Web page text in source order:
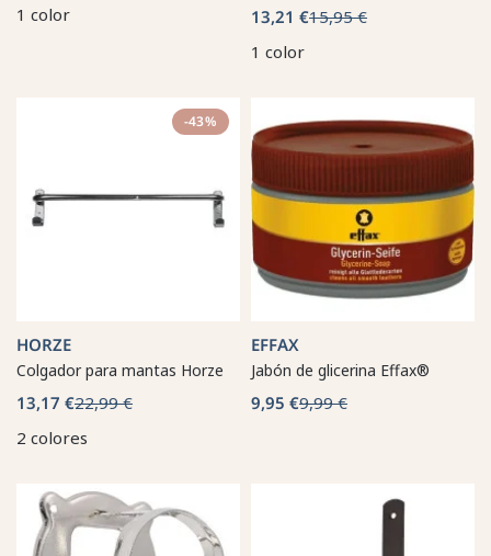
1 color
13,21 €15,95 €
1 color
-43%
HORZE
Colgador para mantas Horze
13,17 €22,99 €
2 colores
EFFAX
Jabón de glicerina Effax®
9,95 €9,99 €